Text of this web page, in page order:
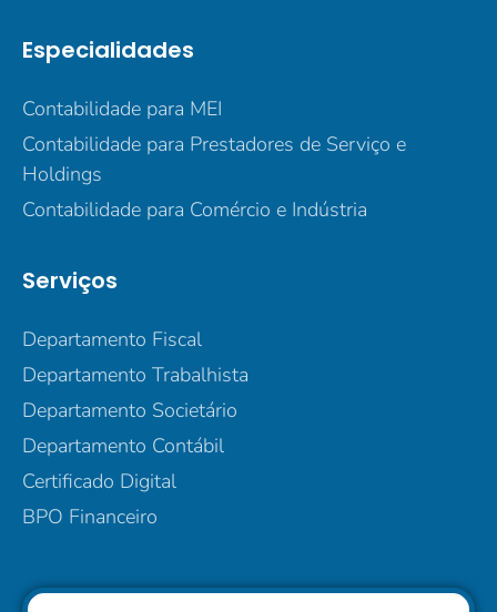
Especialidades
Contabilidade para MEI
Contabilidade para Prestadores de Serviço e
Holdings
Contabilidade para Comércio e Indústria
Serviços
Departamento Fiscal
Departamento Trabalhista
Departamento Societário
Departamento Contábil
Certificado Digital
BPO Financeiro